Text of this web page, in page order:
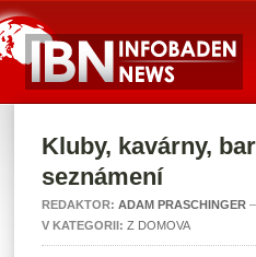
Kluby, kavárny,
seznámení
REDAKTOR: ADAM PRASCHINGER –
V KATEGORII: Z DOMOVA